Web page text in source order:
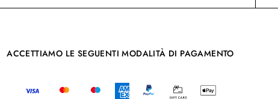
ACCETTIAMO LE SEGUENTI MODALITÀ DI PAGAMENTO